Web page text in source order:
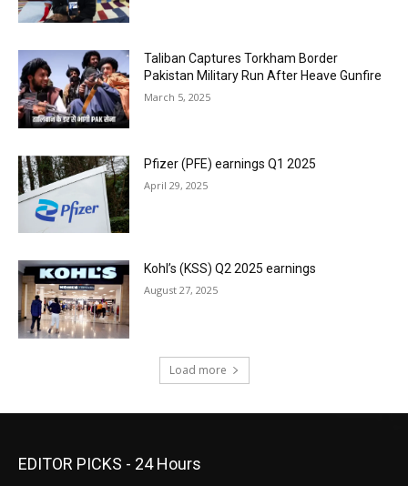
Taliban Captures Torkham Border
Pakistan Military Run After Heave Gunfire
March 5, 2025
Pfizer (PFE) earnings Q1 2025
April 29, 2025
Kohl’s (KSS) Q2 2025 earnings
August 27, 2025
Load more
EDITOR PICKS - 24 Hours